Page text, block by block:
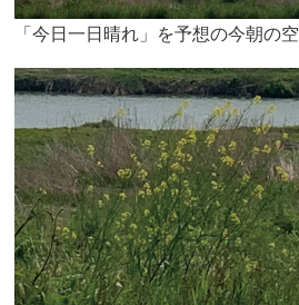
「今日一日晴れ」を予想の今朝の空